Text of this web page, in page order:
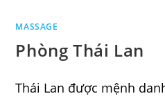
MASSAGE
Phòng Thái Lan
Thái Lan được mệnh